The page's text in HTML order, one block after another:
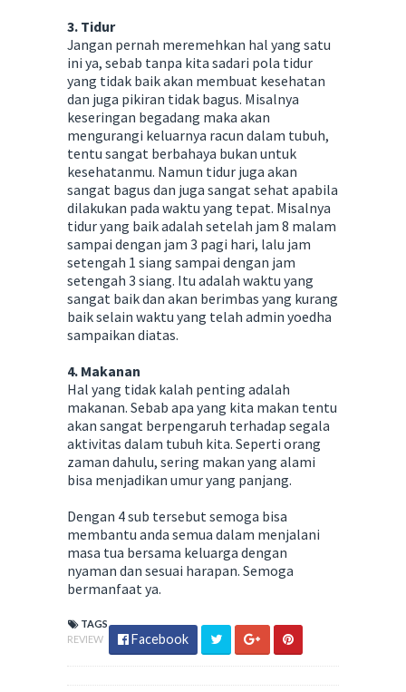
3. Tidur
Jangan pernah meremehkan hal yang satu
ini ya, sebab tanpa kita sadari pola tidur
yang tidak baik akan membuat kesehatan
dan juga pikiran tidak bagus. Misalnya
keseringan begadang maka akan
mengurangi keluarnya racun dalam tubuh,
tentu sangat berbahaya bukan untuk
kesehatanmu. Namun tidur juga akan
sangat bagus dan juga sangat sehat apabila
dilakukan pada waktu yang tepat. Misalnya
tidur yang baik adalah setelah jam 8 malam
sampai dengan jam 3 pagi hari, lalu jam
setengah 1 siang sampai dengan jam
setengah 3 siang. Itu adalah waktu yang
sangat baik dan akan berimbas yang kurang
baik selain waktu yang telah admin yoedha
sampaikan diatas.
4. Makanan
Hal yang tidak kalah penting adalah
makanan. Sebab apa yang kita makan tentu
akan sangat berpengaruh terhadap segala
aktivitas dalam tubuh kita. Seperti orang
zaman dahulu, sering makan yang alami
bisa menjadikan umur yang panjang.
Dengan 4 sub tersebut semoga bisa
membantu anda semua dalam menjalani
masa tua bersama keluarga dengan
nyaman dan sesuai harapan. Semoga
bermanfaat ya.
TAGS
REVIEW
Facebook